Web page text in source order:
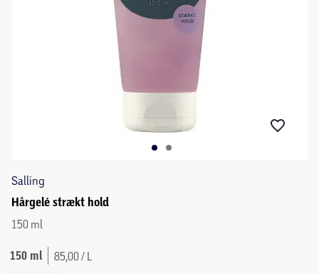
Salling
Hårgelé strækt hold
150 ml
150 ml 85,00 / L